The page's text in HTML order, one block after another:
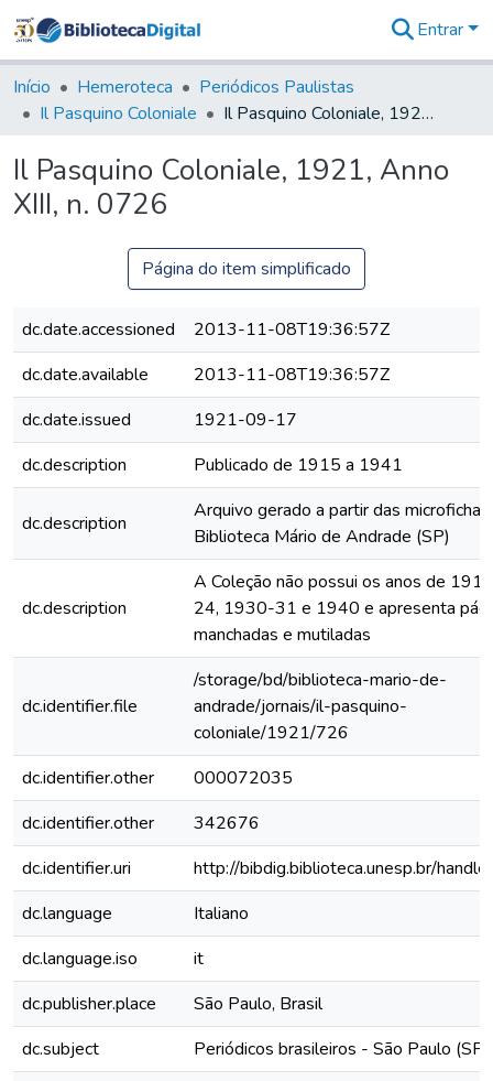
&
Coleções
Tudo na
Digital
Entrar
Início Hemeroteca
Periódicos Paulistas
Il Pasquino Coloniale
Il Pasquino Coloniale, 1921, Anno XIII, n. 0726
Il Pasquino Coloniale, 1921, Anno
XIII, n. 0726
Página do item simplificado
dc.date.accessioned
2013-11-08T19:36:57Z
dc.date.available
2013-11-08T19:36:57Z
dc.date.issued
1921-09-17
dc.description
Publicado de 1915 a 1941
dc.description
Arquivo gerado a partir das
Biblioteca Mário de Andrade (SP)
dc.description
A Coleção não possui os anos de
24, 1930-31 e 1940 e apresenta
manchadas e mutiladas
dc.identifier.file
/storage/bd/biblioteca-mario-de-
andrade/jornais/il-pasquino-
coloniale/1921/726
dc.identifier.other
000072035
dc.identifier.other
342676
dc.identifier.uri
http://bibdig.biblioteca.unesp.br/
dc.language
Italiano
dc.language.iso
it
dc.publisher.place
São Paulo, Brasil
dc.subject
Periódicos brasileiros - São Paulo (SP)